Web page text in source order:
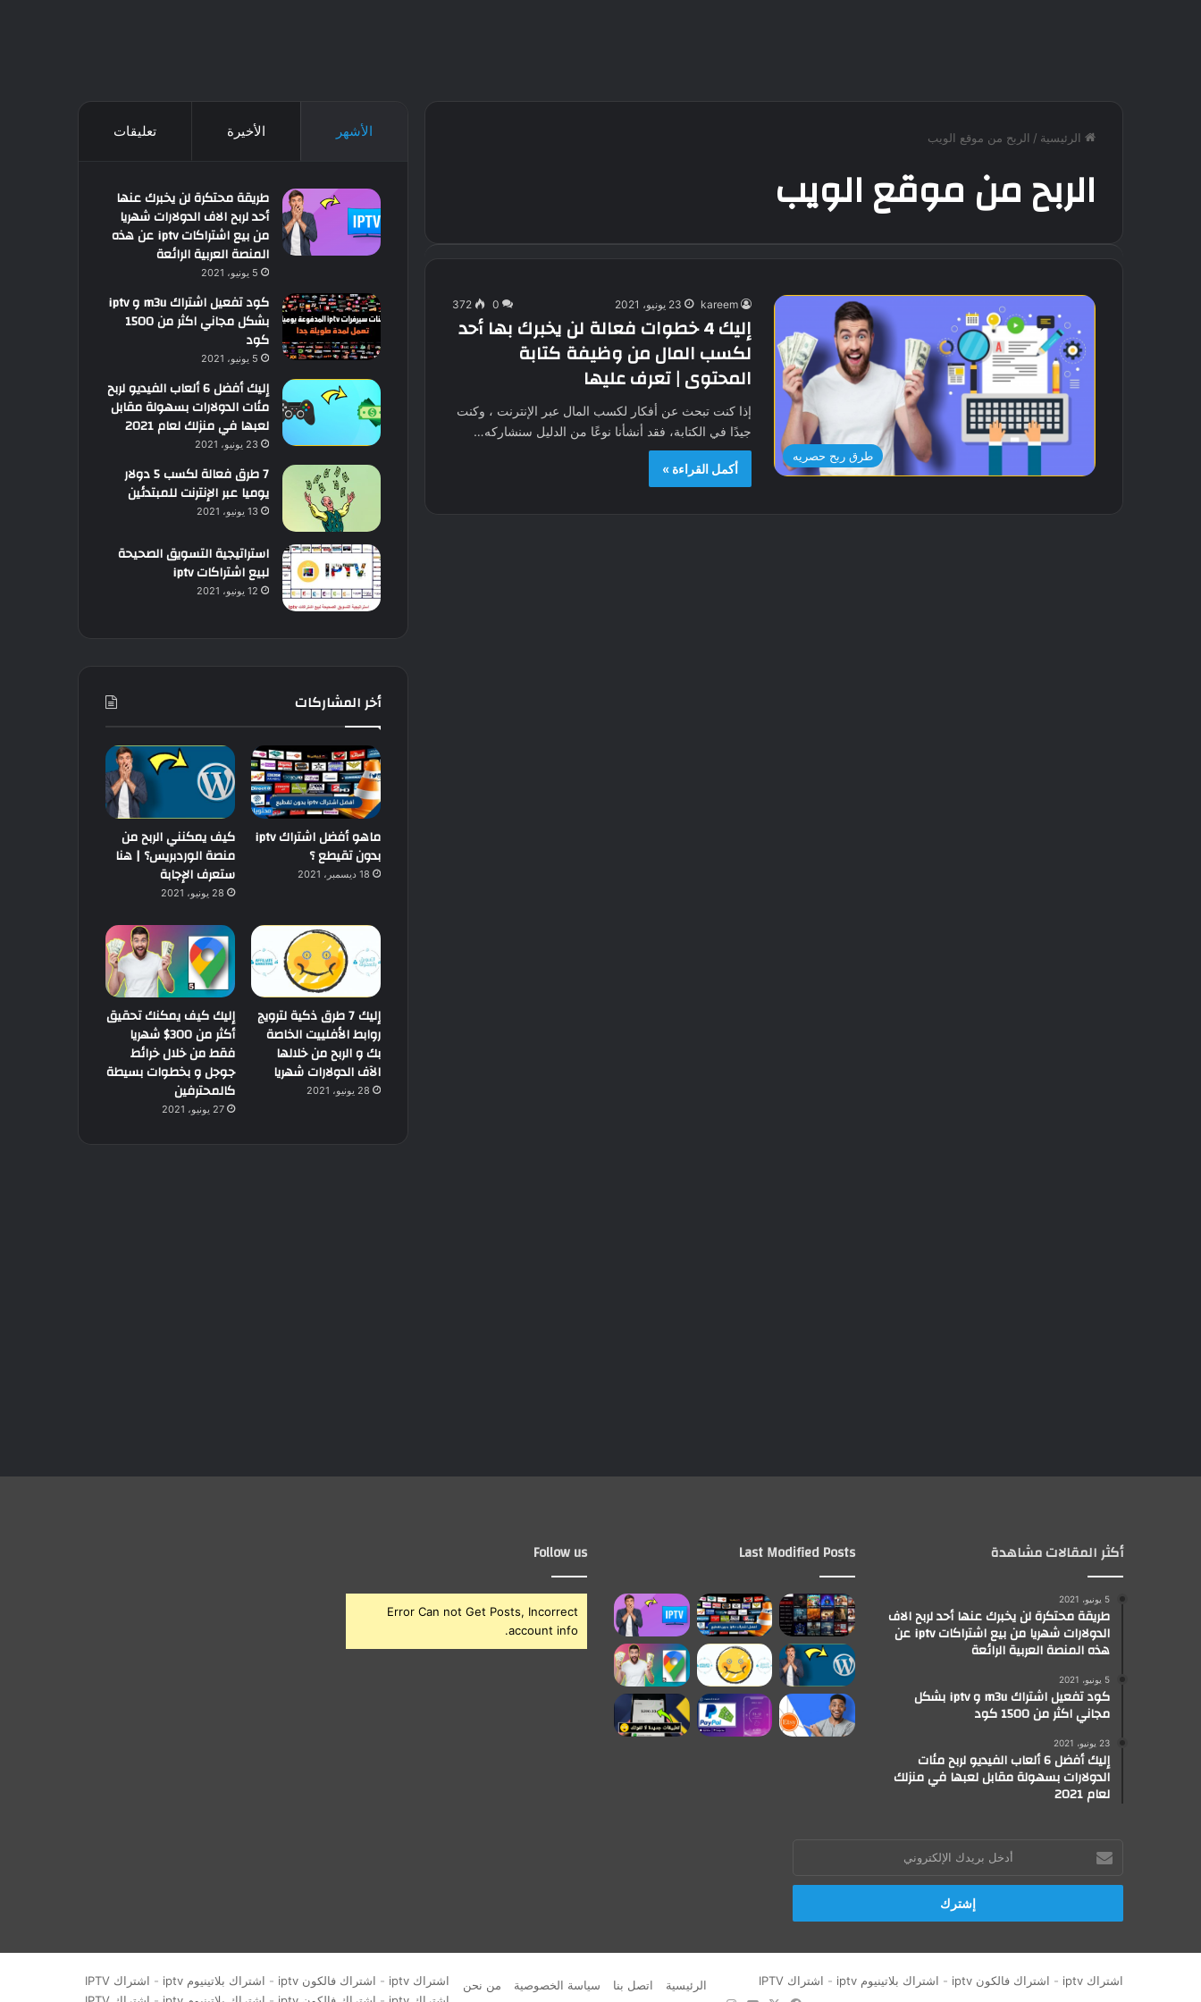
الرئيسية / الربح من موقع الويب
الربح من موقع الويب
طرق ربح حصريه
kareem 23 يونيو، 2021 0
372
إليك 4 خطوات فعالة لن يخبرك بها أحد
لكسب المال من وظيفة كتابة
المحتوى | تعرف عليها
إذا كنت تبحث عن أفكار لكسب المال عبر الإنترنت ، وكنت
جيدًا في الكتابة، فقد أنشأنا نوعًا من الدليل سنشاركه…
أكمل القراءة »
الأشهر الأخيرة تعليقات
طريقة محتكرة لن يخبرك عنها
أحد لربح الاف الدولارات شهريا
من بيع اشتراكات iptv عن هذه
المنصة العربية الرائعة
5 يونيو، 2021
كود تفعيل اشتراك m3u و iptv
بشكل مجاني اكثر من 1500
كود
5 يونيو، 2021
إليك أفضل 6 ألعاب الفيديو لربح
مئات الدولارات بسهولة مقابل
لعبها في منزلك لعام 2021
23 يونيو، 2021
7 طرق فعالة لكسب 5 دولار
يوميا عبر الإنترنت للمبتدئين
13 يونيو، 2021
استراتيجية التسويق الصحيحة
لبيع اشتراكات iptv
12 يونيو، 2021
أخر المشاركات
ماهو أفضل اشتراك iptv
بدون تقيطع ؟
18 ديسمبر، 2021
كيف يمكنني الربح من
منصة الوردبريس؟ | هنا
ستعرف الإجابة
28 يونيو، 2021
إليك 7 طرق ذكية لترويج
روابط الأفلييت الخاصة
بك و الربح من خلالها
الآف الدولارات شهريا
28 يونيو، 2021
إليك كيف يمكنك تحقيق
أكثر من 300$ شهريا
فقط من خلال خرائط
جوجل و بخطوات بسيطة
كالمحترفين
27 يونيو، 2021
أكثر المقالات مشاهدة
5 يونيو، 2021
طريقة محتكرة لن يخبرك عنها أحد لربح الاف
الدولارات شهريا من بيع اشتراكات iptv عن
هذه المنصة العربية الرائعة
5 يونيو، 2021
كود تفعيل اشتراك m3u و iptv بشكل
مجاني اكثر من 1500 كود
23 يونيو، 2021
إليك أفضل 6 ألعاب الفيديو لربح مئات
الدولارات بسهولة مقابل لعبها في منزلك
لعام 2021
Last Modified Posts
Follow us
Error Can not Get Posts, Incorrect
account info.
أدخل
بريدك
الإلكتروني
اشتراك iptv - اشتراك فالكون iptv - اشتراك بلاتينيوم iptv - اشتراك IPTV اشتراك iptv - اشتراك فالكون iptv - اشتراك بلاتينيوم iptv - اشتراك IPTV
الرئيسية اتصل بنا سياسة الخصوصية
من نحن